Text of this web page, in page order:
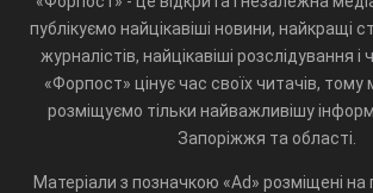
публікуємо найцікавіші новини, найкращі
журналістів, найцікавіші розслідування і
«Форпост» цінує час своїх читачів, тому
розміщуємо тільки найважливішу
Запоріжжя та області.
Матеріали з позначкою «Ad» розміщені на